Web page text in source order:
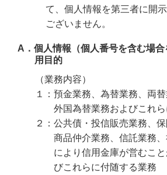
て、個人情報を第三者に開
ございません。
A．個人情報（個人番号を含む場合
用目的
（業務内容）
１：預金業務、為替業務、両替
外国為替業務およびこれ
２：公共債・投信販売業務、
商品仲介業務、信託業務
により信用金庫が営むこ
びこれらに付随する業務